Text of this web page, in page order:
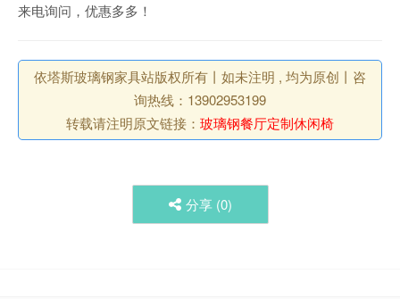
来电询问，优惠多多！
依塔斯玻璃钢家具站版权所有丨如未注明 , 均为原创丨咨
询热线：13902953199
转载请注明原文链接： 玻璃钢餐厅定制休闲椅
分享 (0)